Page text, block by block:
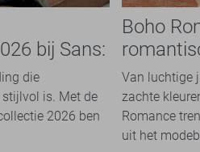
bij Sans:
die
is. Met de
2026 ben
Boho
dit
Van luchtige
zachte
Romance
uit het